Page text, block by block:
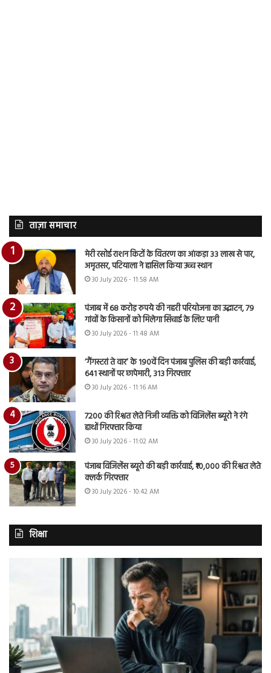
ताज़ा समाचार
मेरी रसोई राशन किटों के वितरण का आंकड़ा 33 लाख से पार,
अमृतसर, पटियाला ने हासिल किया उच्च स्थान
30 July 2026 - 11:58 AM
पंजाब में 68 करोड़ रुपये की नहरी परियोजना का उद्घाटन, 79
गांवों के किसानों को मिलेगा सिंचाई के लिए पानी
30 July 2026 - 11:48 AM
‘गैंगस्टरां ते वार’ के 190वें दिन पंजाब पुलिस की बड़ी कार्रवाई,
641 स्थानों पर छापेमारी, 313 गिरफ्तार
30 July 2026 - 11:16 AM
7200 की रिश्वत लेते निजी व्यक्ति को विजिलेंस ब्यूरो ने रंगे
हाथों गिरफ्तार किया
30 July 2026 - 11:02 AM
पंजाब विजिलेंस ब्यूरो की बड़ी कार्रवाई, ₹10,000 की रिश्वत लेते
क्लर्क गिरफ्तार
30 July 2026 - 10:42 AM
शिक्षा